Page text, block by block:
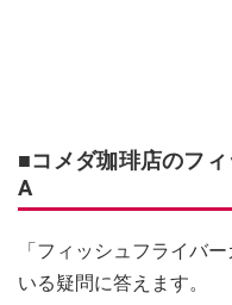
■コメダ珈琲店のフ
A
「フィッシュフライバ
いる疑問に答えます。